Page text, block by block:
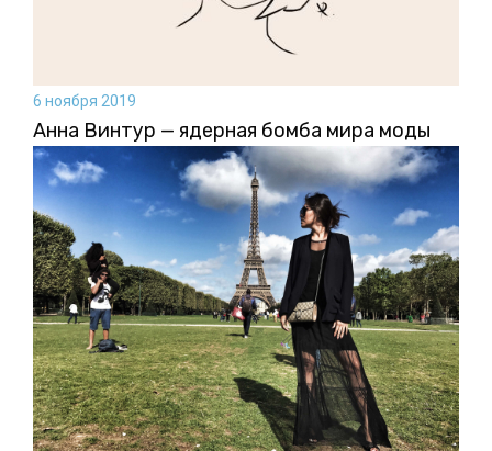
6 ноября 2019
Анна Винтур — ядерная бомба мира моды